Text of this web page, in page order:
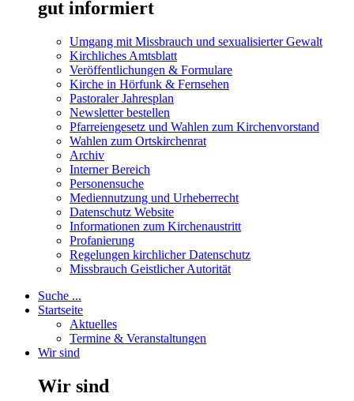
gut informiert
Umgang mit Missbrauch und sexualisierter Gewalt
Kirchliches Amtsblatt
Veröffentlichungen & Formulare
Kirche in Hörfunk & Fernsehen
Pastoraler Jahresplan
Newsletter bestellen
Pfarreiengesetz und Wahlen zum Kirchenvorstand
Wahlen zum Ortskirchenrat
Archiv
Interner Bereich
Personensuche
Mediennutzung und Urheberrecht
Datenschutz Website
Informationen zum Kirchenaustritt
Profanierung
Regelungen kirchlicher Datenschutz
Missbrauch Geistlicher Autorität
Suche ...
Startseite
Aktuelles
Termine & Veranstaltungen
Wir sind
Wir sind